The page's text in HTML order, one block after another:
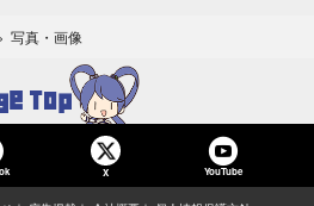
› 写真・画像
X YouTube